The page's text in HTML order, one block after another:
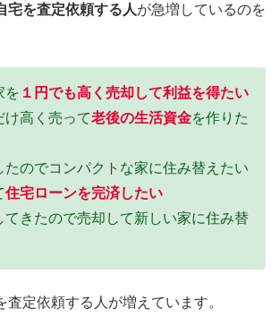
宅を査定依頼する人が急増しているのを
を １円でも高く売却して利益を得たい
高く売って老後の生活資金を作りた
たのでコンパクトな家に住み替えたい
住宅ローンを完済したい
てきたので売却して新しい家に住み替
査定依頼する人が増えています。